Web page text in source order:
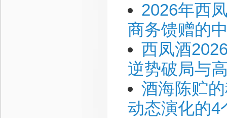
2026年西
商务馈赠的
西凤酒
逆势破局与
酒海陈贮
动态演化的4